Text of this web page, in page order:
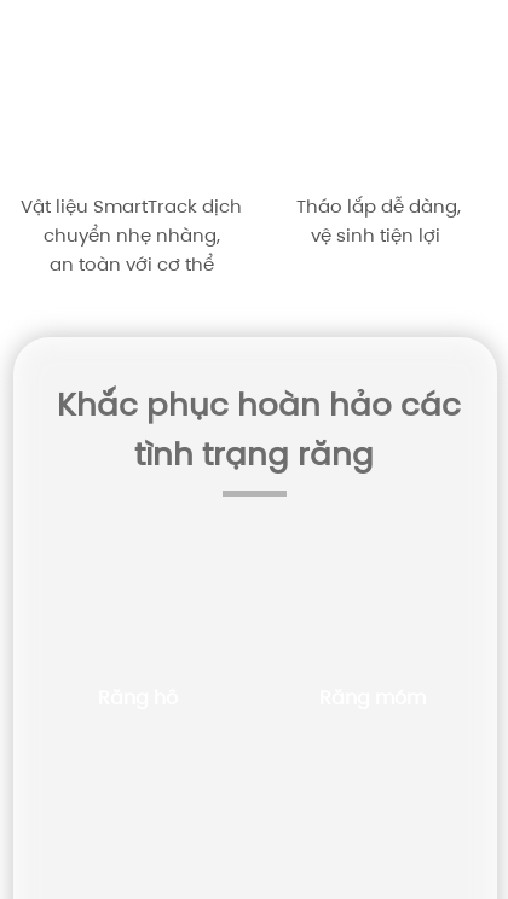
Tháo lắp dễ dàng,
vệ sinh tiện lợi
Vật liệu SmartTrack dịch
chuyển nhẹ nhàng,
an toàn với cơ thể
Khắc phục hoàn hảo các
tình trạng răng